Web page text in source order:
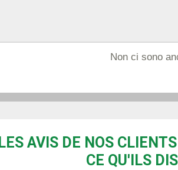
Non ci sono
LES AVIS DE NOS
CE QU'ILS